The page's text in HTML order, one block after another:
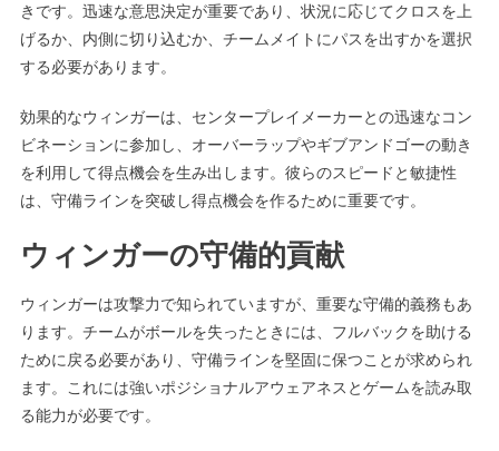
きです。迅速な意思決定が重要であり、状況に応じてクロスを上
げるか、内側に切り込むか、チームメイトにパスを出すかを選択
する必要があります。
効果的なウィンガーは、センタープレイメーカーとの迅速なコン
ビネーションに参加し、オーバーラップやギブアンドゴーの動き
を利用して得点機会を生み出します。彼らのスピードと敏捷性
は、守備ラインを突破し得点機会を作るために重要です。
ウィンガーの守備的貢献
ウィンガーは攻撃力で知られていますが、重要な守備的義務もあ
ります。チームがボールを失ったときには、フルバックを助ける
ために戻る必要があり、守備ラインを堅固に保つことが求められ
ます。これには強いポジショナルアウェアネスとゲームを読み取
る能力が必要です。